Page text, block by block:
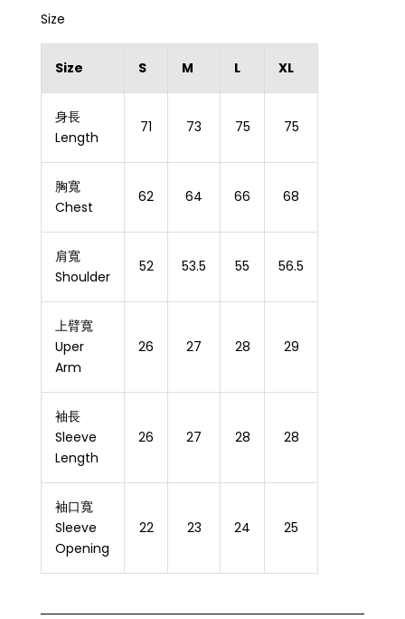
Size
Size S M L XL
身長
Length
71 73 75 75
胸寬
Chest
62 64 66 68
肩寬
Shoulder
52 53.5 55 56.5
上臂寬
Uper
Arm
26 27 28 29
袖長
Sleeve
Length
26 27 28 28
袖口寬
Sleeve
Opening
22 23 24 25